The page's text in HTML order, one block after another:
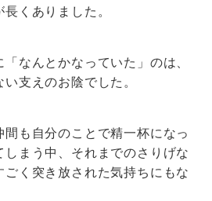
くありました。
なんとかなっていた」のは、
支えのお陰でした。
も自分のことで精一杯になっ
まう中、それまでのさりげな
く突き放された気持ちにもな